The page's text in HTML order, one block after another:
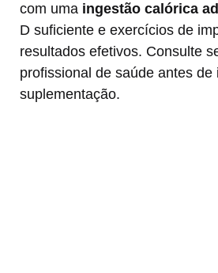
com uma ingestão calórica
D suficiente e exercícios de
resultados efetivos. Consulte
profissional de saúde antes de
suplementação.